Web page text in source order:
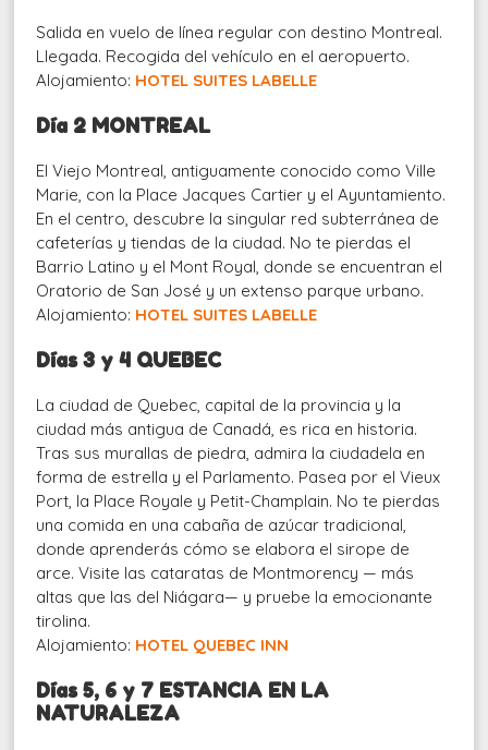
Salida en vuelo de línea regular con destino Montreal.
Llegada. Recogida del vehículo en el aeropuerto.
Alojamiento: HOTEL SUITES LABELLE
Día 2 MONTREAL
El Viejo Montreal, antiguamente conocido como Ville
Marie, con la Place Jacques Cartier y el Ayuntamiento.
En el centro, descubre la singular red subterránea de
cafeterías y tiendas de la ciudad. No te pierdas el
Barrio Latino y el Mont Royal, donde se encuentran el
Oratorio de San José y un extenso parque urbano.
Alojamiento: HOTEL SUITES LABELLE
Días 3 y 4 QUEBEC
La ciudad de Quebec, capital de la provincia y la
ciudad más antigua de Canadá, es rica en historia.
Tras sus murallas de piedra, admira la ciudadela en
forma de estrella y el Parlamento. Pasea por el Vieux
Port, la Place Royale y Petit-Champlain. No te pierdas
una comida en una cabaña de azúcar tradicional,
donde aprenderás cómo se elabora el sirope de
arce. Visite las cataratas de Montmorency — más
altas que las del Niágara— y pruebe la emocionante
tirolina.
Alojamiento: HOTEL QUEBEC INN
Días 5, 6 y 7 ESTANCIA EN LA
NATURALEZA